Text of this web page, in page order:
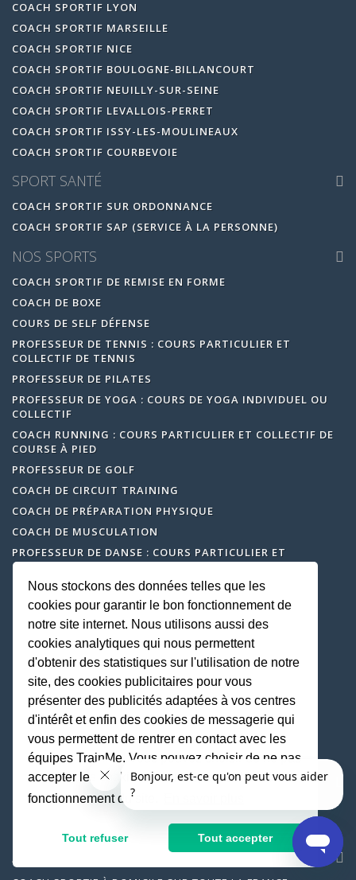
COACH SPORTIF LYON
COACH SPORTIF MARSEILLE
COACH SPORTIF NICE
COACH SPORTIF BOULOGNE-BILLANCOURT
COACH SPORTIF NEUILLY-SUR-SEINE
COACH SPORTIF LEVALLOIS-PERRET
COACH SPORTIF ISSY-LES-MOULINEAUX
COACH SPORTIF COURBEVOIE
SPORT SANTÉ
COACH SPORTIF SUR ORDONNANCE
COACH SPORTIF SAP (SERVICE À LA PERSONNE)
NOS SPORTS
COACH SPORTIF DE REMISE EN FORME
COACH DE BOXE
COURS DE SELF DÉFENSE
PROFESSEUR DE TENNIS : COURS PARTICULIER ET
COLLECTIF DE TENNIS
PROFESSEUR DE PILATES
PROFESSEUR DE YOGA : COURS DE YOGA INDIVIDUEL OU
COLLECTIF
COACH RUNNING : COURS PARTICULIER ET COLLECTIF DE
COURSE À PIED
PROFESSEUR DE GOLF
COACH DE CIRCUIT TRAINING
COACH DE PRÉPARATION PHYSIQUE
COACH DE MUSCULATION
PROFESSEUR DE DANSE : COURS PARTICULIER ET
COLLECTIF DE DANSE
PROFESSEUR DE ZUMBA
COACH DE STRETCHING
COACH DE RELAXATION MÉDITATION
COACH DE MARCHE NORDIQUE
COACH DE RENFORCEMENT MUSCULAIRE
COACH DE TAI CHI
COACH DE ROSE PILATE
COACH DE QI GONG
COACH DE CARDIO BOXING
SERVICE CLIENT
CENTRE D'AIDE
AVIS
Nous stockons des données telles que les
cookies pour garantir le bon fonctionnement de
notre site internet. Nous utilisons aussi des
cookies analytiques qui nous permettent
d'obtenir des statistiques sur l'utilisation de notre
site, des cookies publicitaires pour vous
présenter des publicités adaptées à vos centres
d'intérêt et enfin des cookies de messagerie qui
vous permettent de rentrer en contact avec les
équipes TrainMe. Vous pouvez choisir de ne pas
accepter les cookies non indispensables au
fonctionnement du site.
Tout refuser Tout accepter